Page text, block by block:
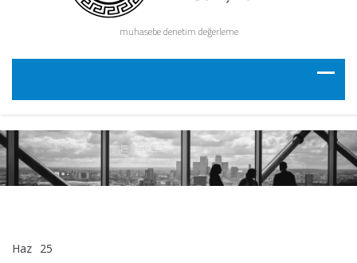
muhasebe denetim değerleme
Haz 25